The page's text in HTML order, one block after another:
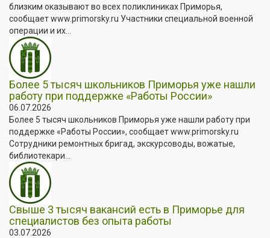
близким оказывают во всех поликлиниках Приморья,
сообщает www.primorsky.ru Участники специальной военной
операции и их...
Более 5 тысяч школьников Приморья уже нашли
работу при поддержке «Работы России»
06.07.2026
Более 5 тысяч школьников Приморья уже нашли работу при
поддержке «Работы России», сообщает www.primorsky.ru
Сотрудники ремонтных бригад, экскурсоводы, вожатые,
библиотекари...
Свыше 3 тысяч вакансий есть в Приморье для
специалистов без опыта работы
03.07.2026